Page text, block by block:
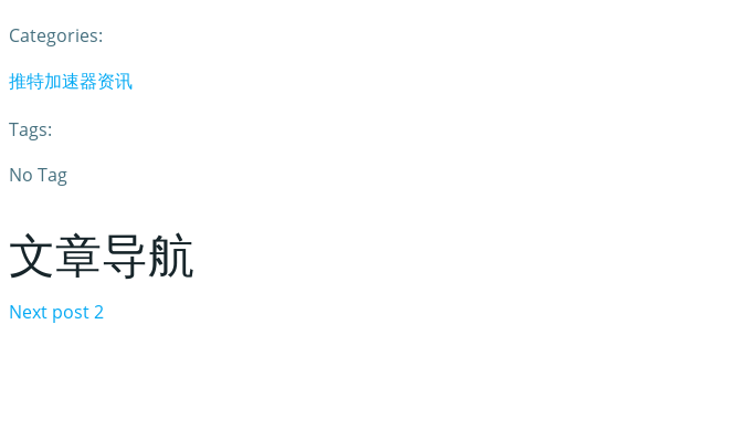
Categories:
推特加速器资讯
Tags:
No Tag
文章导航
Next post2